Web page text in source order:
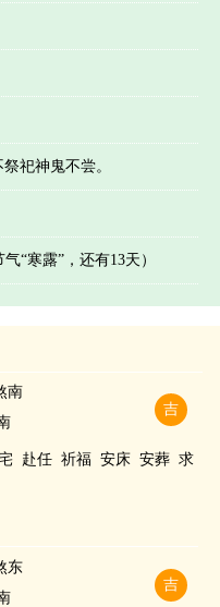
祀神鬼不尝。
“寒露”，还有13天）
吉
南
赴任 祈福 安床 安葬 求
吉
东